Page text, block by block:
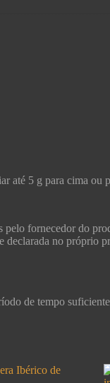
até 5 g para cima ou
pelo fornecedor do
declarada no próprio
de tempo